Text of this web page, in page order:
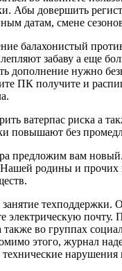
Абы довершить
датам, смене
балахонистый
забаву а еще
нужно
получите и
ватерпас риска
без
предложим вам новый.
родины и прочих
электрическую
во группах
этого, журнал
нарушения